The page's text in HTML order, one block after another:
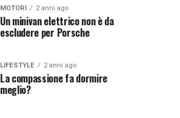
MOTORI 2 anni ago
Un minivan elettrico non è da
escludere per Porsche
LIFESTYLE 2 anni ago
La compassione fa dormire
meglio?